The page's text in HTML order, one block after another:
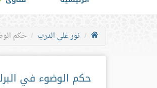
نور على الدرب حكم
حكم الوضوء في